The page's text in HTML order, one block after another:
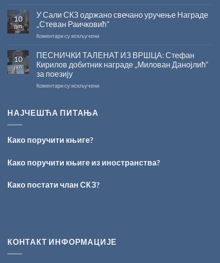
на
српском
2026.
ГОДИНУ
СНИЖЕЊЕ
10
јул
У Сали СКЗ одржано свечано уручење Награде
„Стеван Раичковић”
Коментари су искљученина
Сали
одржано
уручење
10
јул
ПЕСНИЧКИ ТАЛЕНАТ ИЗ ВРШЦА: Стефан
Кирилов добитник награде „Милован Данојлић“
за поезију
Коментари су искљученина
„Милован
поезију
НАЈЧЕШЋА ПИТАЊА
Како поручити књиге?
Како поручити књиге из иностранства?
Како постати члан СКЗ?
КОНТАКТ ИНФОРМАЦИЈЕ